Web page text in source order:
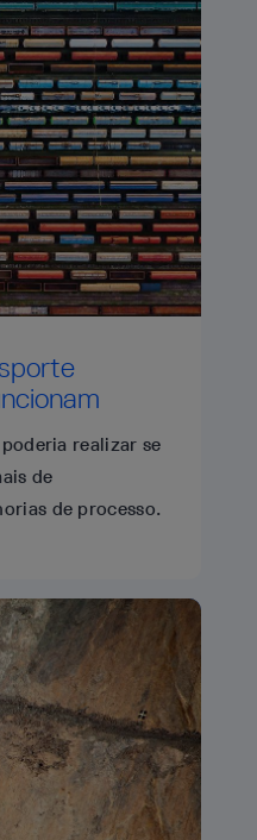
realizar se
de
de processo.